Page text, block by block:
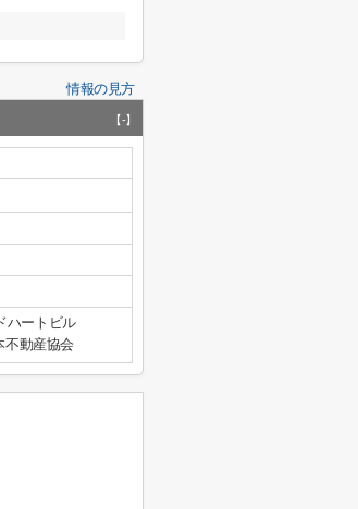
情報の見方
【-】
ハートビル
不動産協会